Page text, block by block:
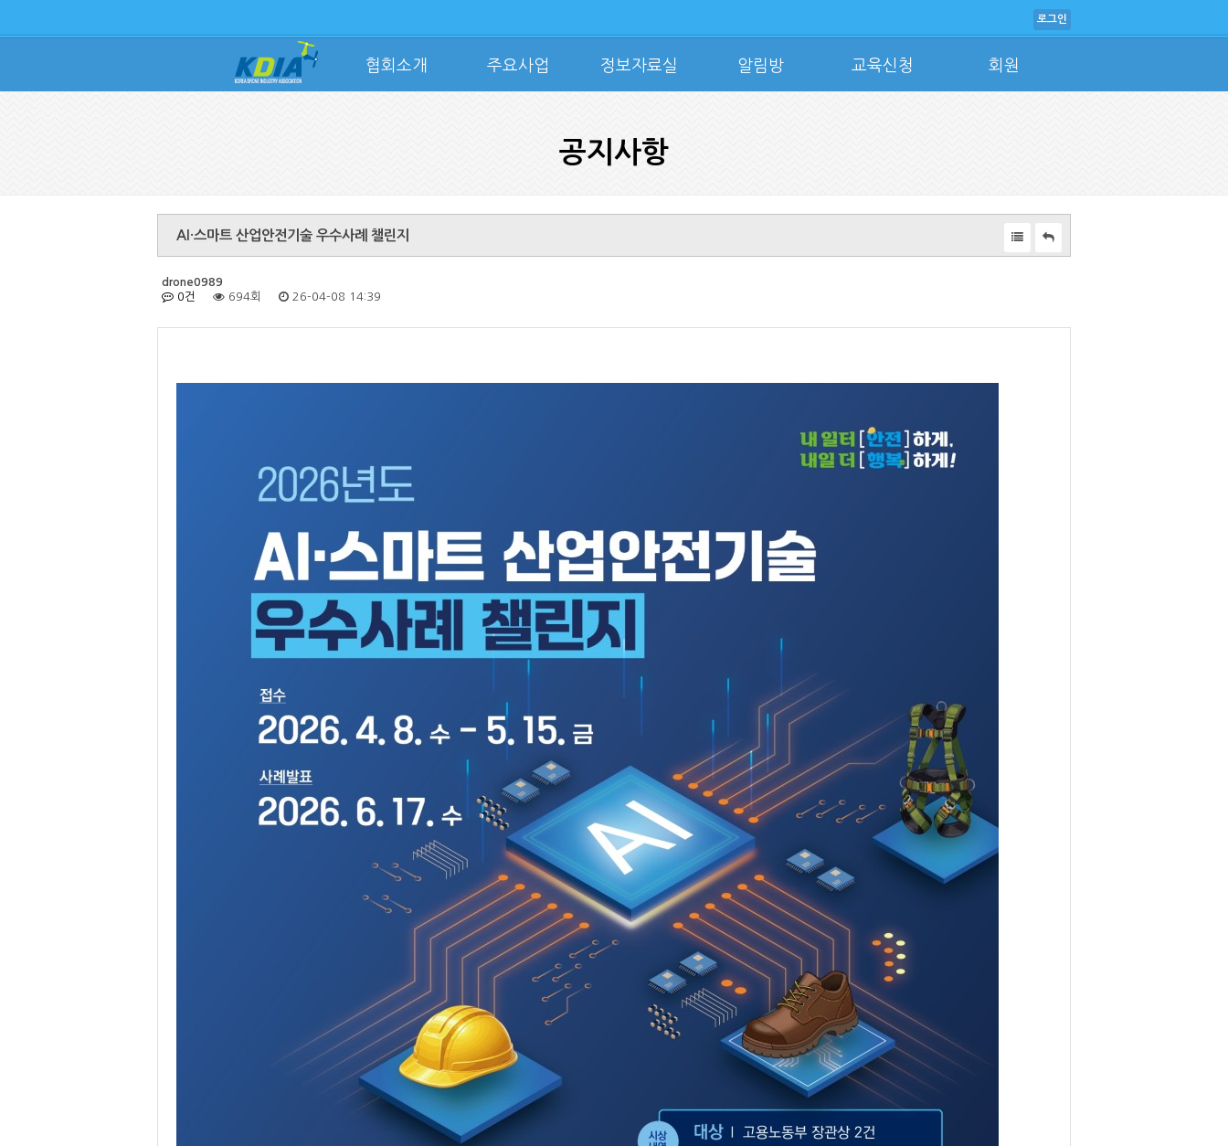
협회소개 주요사업 정보자료실 알림방 교육신청 회원
로그인
공지사항
AI·스마트 산업안전기술 우수사례 챌린지
drone0989
0건
694회 26-04-08 14:39